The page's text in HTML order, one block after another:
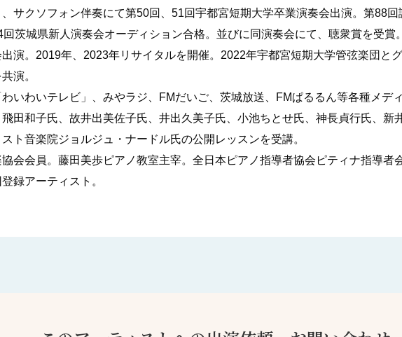
、サクソフォン伴奏にて第50回、51回宇都宮短期大学卒業演奏会出演。第88回
回茨城県新人演奏会オーディション合格。並びに同演奏会にて、聴衆賞を受賞
演。2019年、2023年リサイタルを開催。2022年宇都宮短期大学管弦楽団と
演。
いわいテレビ」、みやラジ、FMだいご、茨城放送、FMぱるるん等各種メデ
飛田和子氏、故井出美佐子氏、井出久美子氏、小池ちとせ氏、神長貞行氏、新
ト音楽院ジョルジュ・ナードル氏の公開レッスンを受講。
会会員。藤田美歩ピアノ教室主宰。全日本ピアノ指導者協会ピティナ指導者
録アーティスト。